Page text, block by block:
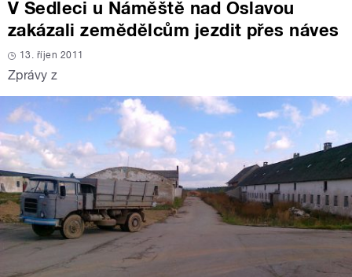
V Sedleci u Náměště nad Oslavou
zakázali zemědělcům jezdit přes náves
13. říjen 2011
Zprávy z